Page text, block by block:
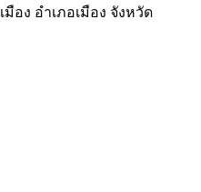
อง อำเภอเมือง จังหวัด